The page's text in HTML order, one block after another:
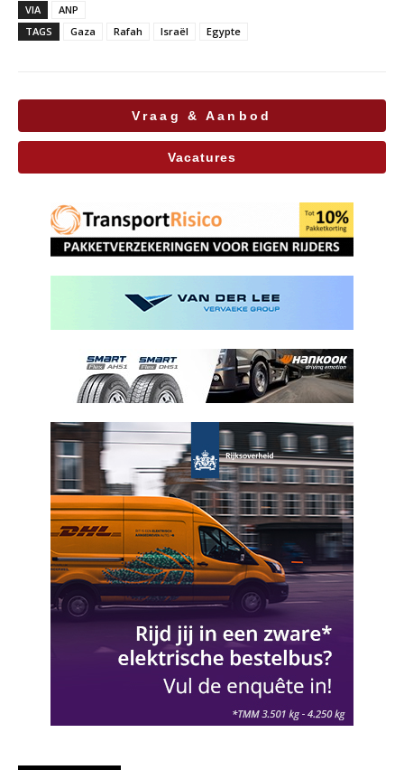
VIA
ANP
TAGS
Gaza Rafah Israël Egypte
Vraag & Aanbod
Vacatures